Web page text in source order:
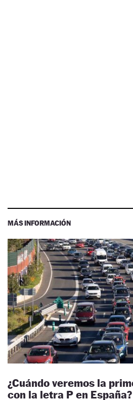
MÁS INFORMACIÓN
¿Cuándo veremos la
con la letra P en